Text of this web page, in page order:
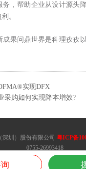
务，帮助企业从设计源头
。
成果问鼎世界是科理孜孜
实现DFX
采购如何实现降本增效?
圳）股份有限公司 粤ICP备
0755-26993418
询公司,课程,培训,管理,方案,方